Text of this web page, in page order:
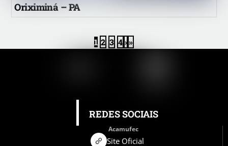
Oriximiná – PA
1 2 3 4›»
REDES SOCIAIS
Acamufec
Site Oficial